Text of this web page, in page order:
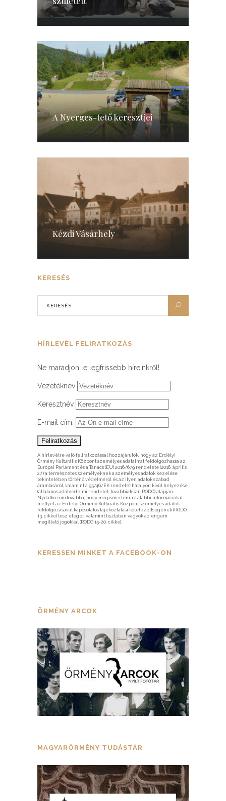
A Nyerges-tető keresztjei
Kézdi Vásárhely
KERESÉS
HÍRLEVÉL FELIRATKOZÁS
Ne maradjon le legfrissebb híreinkről!
Vezetéknév
Keresztnév
E-mail cím:
A hírlevélre való feliratkozással hozzájárulok, hogy az Erdélyi
Örmény Kulturális Központ személyes adataimat feldolgozhassa az
Európai Parlament és a Tanács (EU) 2016/679 rendelete (2016. április
27.) a természetes személyeknek a személyes adatok kezelése
tekintetében történő védelméről és az ilyen adatok szabad
áramlásáról, valamint a 95/46/EK rendelet hatályon kívül helyezése
(általános adatvédelmi rendelet, továbbiakban RODO) alapján.
Nyilatkozom továbbá, hogy megismertem az alábbi információkat,
mellyel az Erdélyi Örmény Kulturális Központ személyes adatok
feldolgozásával kapcsolatos tájékoztatási kötelezettségének (RODO
13. cikke) tesz eleget, valamint tisztában vagyok az engem
megillető jogokkal (RODO 15-20. cikke).
KERESSEN MINKET A FACEBOOK-ON
ÖRMÉNY ARCOK
MAGYARÖRMÉNY TUDÁSTÁR